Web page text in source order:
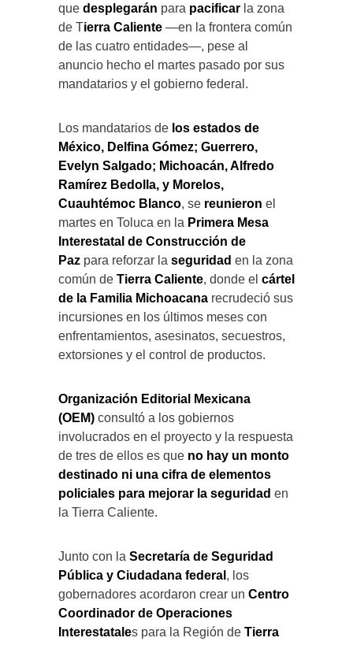
que desplegarán para pacificar la zona
de Tierra Caliente —en la frontera común
de las cuatro entidades—, pese al
anuncio hecho el martes pasado por sus
mandatarios y el gobierno federal.
Los mandatarios de los estados de
México, Delfina Gómez; Guerrero,
Evelyn Salgado; Michoacán, Alfredo
Ramírez Bedolla, y Morelos,
Cuauhtémoc Blanco, se reunieron el
martes en Toluca en la Primera Mesa
Interestatal de Construcción de
Paz para reforzar la seguridad en la zona
común de Tierra Caliente, donde el cártel
de la Familia Michoacana recrudeció sus
incursiones en los últimos meses con
enfrentamientos, asesinatos, secuestros,
extorsiones y el control de productos.
Organización Editorial Mexicana
(OEM) consultó a los gobiernos
involucrados en el proyecto y la respuesta
de tres de ellos es que no hay un monto
destinado ni una cifra de elementos
policiales para mejorar la seguridad en
la Tierra Caliente.
Junto con la Secretaría de Seguridad
Pública y Ciudadana federal , los
gobernadores acordaron crear un Centro
Coordinador de Operaciones
Interestatales para la Región de Tierra